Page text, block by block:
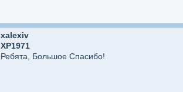
xalexiv
XP1971
Ребята, Большое Спасибо!